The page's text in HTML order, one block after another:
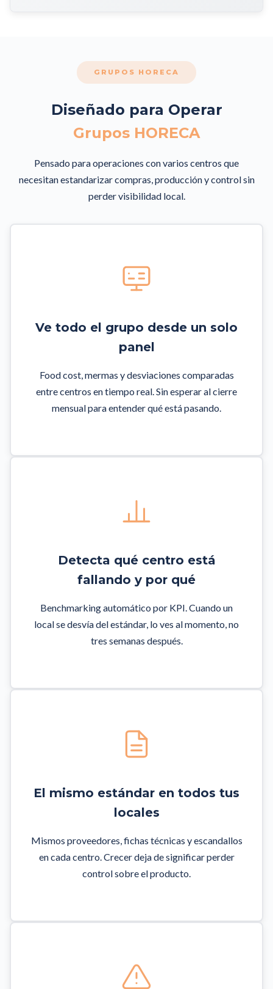
GRUPOS HORECA
Diseñado para Operar
Grupos HORECA
Pensado para operaciones con varios centros que
necesitan estandarizar compras, producción y control sin
perder visibilidad local.
Ve todo el grupo desde un solo
panel
Food cost, mermas y desviaciones comparadas
entre centros en tiempo real. Sin esperar al cierre
mensual para entender qué está pasando.
Detecta qué centro está
fallando y por qué
Benchmarking automático por KPI. Cuando un
local se desvía del estándar, lo ves al momento, no
tres semanas después.
El mismo estándar en todos tus
locales
Mismos proveedores, fichas técnicas y escandallos
en cada centro. Crecer deja de significar perder
control sobre el producto.